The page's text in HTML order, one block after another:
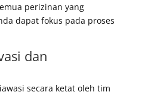
perizinan yang
dapat fokus pada proses
dan
secara ketat oleh tim